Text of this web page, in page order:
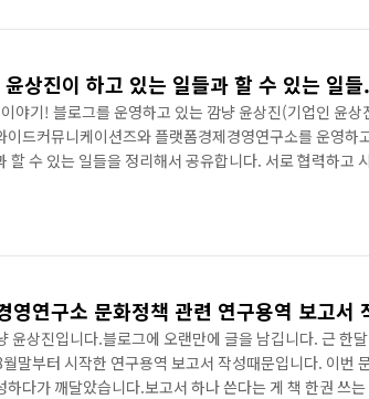
인테리어' 검색시 1위로 노출되고 있다. 구글 플레이에
상진이 하고 있는 일들과 할 수 있는 일
야기! 블로그를 운영하고 있는 깜냥 윤상진(기업인 윤
이드커뮤니케이션즈와 플랫폼경제경영연구소를 운영하
할 수 있는 일들을 정리해서 공유합니다. 서로 협력하고
마케팅 분야는 저의 가장 핵심 분야입니다. 기업 및 공
lifeshopping.net/ 생활에 관련된 모든 제품..
영연구소 문화정책 관련 연구용역 보고서
윤상진입니다.블로그에 오랜만에 글을 남깁니다. 근 한
말부터 시작한 연구용역 보고서 작성때문입니다. 이번
하다가 깨달았습니다.보고서 하나 쓴다는 게 책 한권 쓰